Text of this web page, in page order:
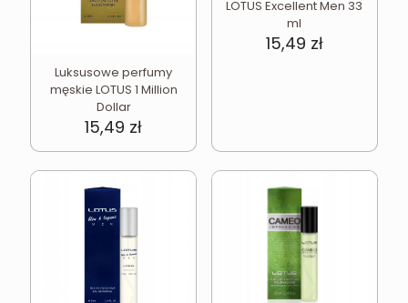
Luksusowe perfumy
męskie LOTUS 1 Million
Dollar
15,49 zł
LOTUS Excellent Men 33
ml
15,49 zł